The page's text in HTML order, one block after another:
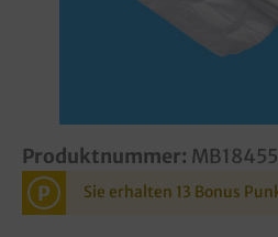
Produktnummer:
P Sie erhalten 13 Bonus